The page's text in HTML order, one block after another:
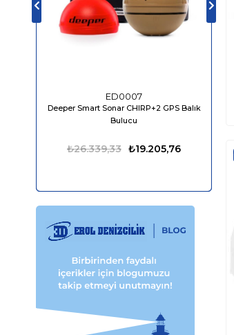
ED0007
Deeper Smart Sonar CHIRP+2 GPS Balık
Bulucu
₺19.205,76
₺26.339,33